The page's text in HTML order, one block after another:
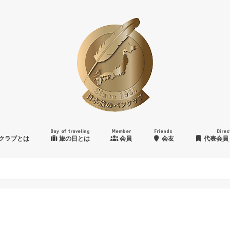
ラブとは
Day of traveling
旅の日とは
Member
会員
Friends
会友 代表会